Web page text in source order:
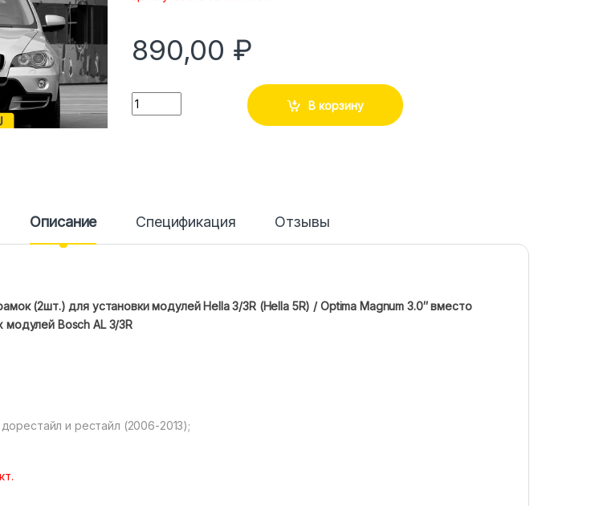
890,00 ₽
Количество
В корзину
Описание Спецификация Отзывы
(2шт.) для установки модулей Hella 3/3R (Hella 5R) / Optima Magnum 3.0″ вместо
Bosch AL 3/3R
и рестайл (2006-2013);